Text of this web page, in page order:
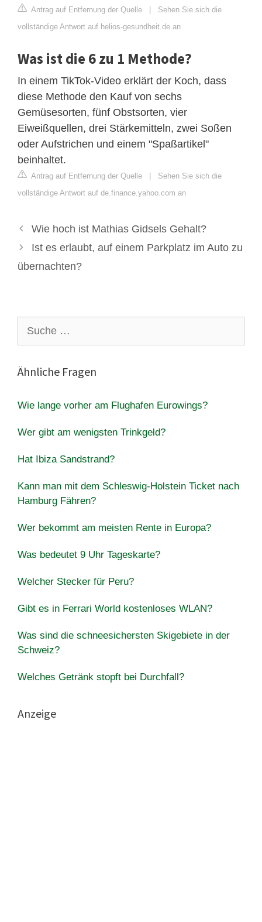
Antrag auf Entfernung der Quelle | Sehen Sie sich die
vollständige Antwort auf helios-gesundheit.de an
Was ist die 6 zu 1 Methode?
In einem TikTok-Video erklärt der Koch, dass
diese Methode den Kauf von sechs
Gemüsesorten, fünf Obstsorten, vier
Eiweißquellen, drei Stärkemitteln, zwei Soßen
oder Aufstrichen und einem "Spaßartikel"
beinhaltet.
Antrag auf Entfernung der Quelle | Sehen Sie sich die
vollständige Antwort auf de.finance.yahoo.com an
Wie hoch ist Mathias Gidsels Gehalt?
Ist es erlaubt, auf einem Parkplatz im Auto zu
übernachten?
nach:
Ähnliche Fragen
Wie lange vorher am Flughafen Eurowings?
Wer gibt am wenigsten Trinkgeld?
Hat Ibiza Sandstrand?
Kann man mit dem Schleswig-Holstein Ticket nach
Hamburg Fähren?
Wer bekommt am meisten Rente in Europa?
Was bedeutet 9 Uhr Tageskarte?
Welcher Stecker für Peru?
Gibt es in Ferrari World kostenloses WLAN?
Was sind die schneesichersten Skigebiete in der
Schweiz?
Welches Getränk stopft bei Durchfall?
Anzeige